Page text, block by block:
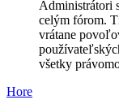
Administrátori
celým fórom.
vrátane
všetky
Hore